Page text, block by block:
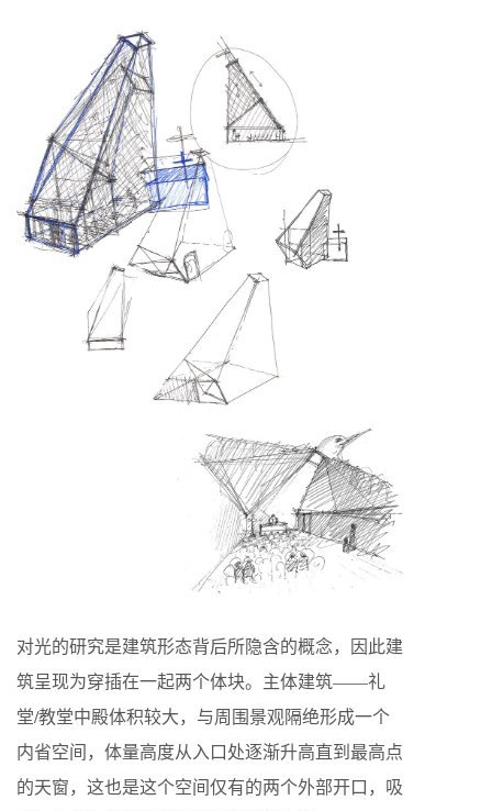
对光的研究是建筑形态背后所隐含的概念，因此建
筑呈现为穿插在一起两个体块。主体建筑——礼
堂/教堂中殿体积较大，与周围景观隔绝形成一个
内省空间，体量高度从入口处逐渐升高直到最高点
的天窗，这也是这个空间仅有的两个外部开口，吸